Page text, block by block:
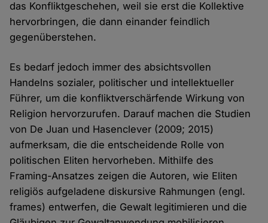
das Konfliktgeschehen, weil sie erst die Kollektive
hervorbringen, die dann einander feindlich
gegenüberstehen.
Es bedarf jedoch immer des absichtsvollen
Handelns sozialer, politischer und intellektueller
Führer, um die konfliktverschärfende Wirkung von
Religion hervorzurufen. Darauf machen die Studien
von De Juan und Hasenclever (2009; 2015)
aufmerksam, die die entscheidende Rolle von
politischen Eliten hervorheben. Mithilfe des
Framing-Ansatzes zeigen die Autoren, wie Eliten
religiös aufgeladene diskursive Rahmungen (engl.
frames) entwerfen, die Gewalt legitimieren und die